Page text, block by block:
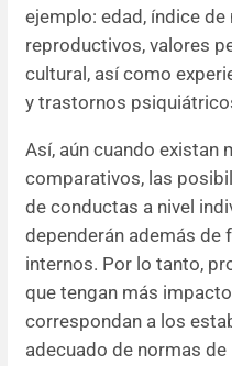
ejemplo: edad, índice
reproductivos, valores
cultural, así como
y trastornos
Así, aún cuando existan
comparativos, las
de conductas a nivel
dependerán además de
internos. Por lo tanto,
que tengan más
correspondan a los
adecuado de normas